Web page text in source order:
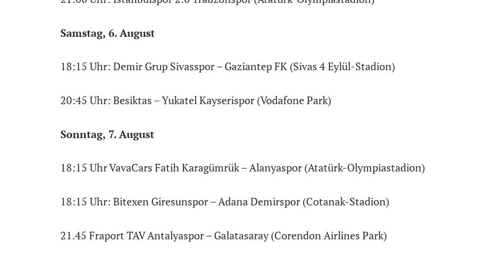
Samstag, 6. August
18:15 Uhr: Demir Grup Sivasspor – Gaziantep FK (Sivas 4 Eylül-Stadion)
20:45 Uhr: Besiktas – Yukatel Kayserispor (Vodafone Park)
Sonntag, 7. August
18:15 Uhr VavaCars Fatih Karagümrük – Alanyaspor (Atatürk-Olympiastadion)
18:15 Uhr: Bitexen Giresunspor – Adana Demirspor (Cotanak-Stadion)
21.45 Fraport TAV Antalyaspor – Galatasaray (Corendon Airlines Park)